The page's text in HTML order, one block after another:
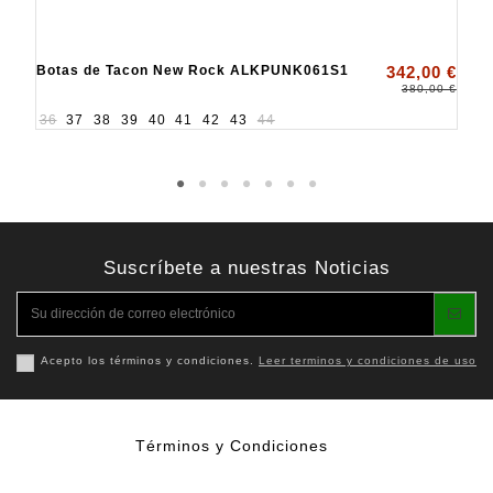
Botas de Tacon New Rock ALKPUNK061S1 342,00 €
380,00 €
36 37 38 39 40 41 42 43 44
Suscríbete a nuestras Noticias
Acepto los términos y condiciones. Leer terminos y condiciones de uso
Términos y Condiciones